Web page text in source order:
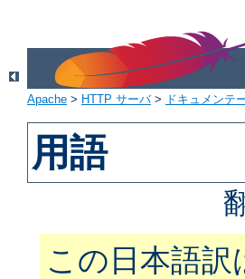
Apache > HTTP サーバ> ドキュメンテ
用語
この日本語